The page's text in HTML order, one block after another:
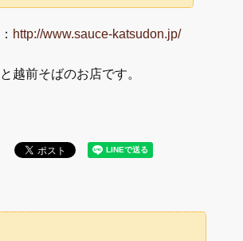
http://www.sauce-katsudon.jp/
越前そばのお店です。